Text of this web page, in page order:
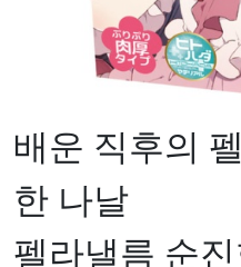
배운 직후의
한 나날
펠라낼름 순